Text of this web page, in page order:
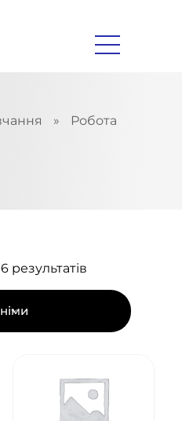
» Робота
результатів